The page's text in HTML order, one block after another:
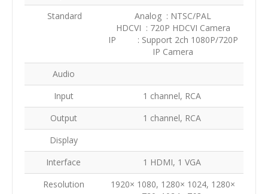
Standard
Analog : NTSC/PAL
HDCVI : 720P HDCVI Camera
IP : Support 2ch 1080P/720P
IP Camera
Audio
Input
1 channel, RCA
Output
1 channel, RCA
Display
Interface
1 HDMI, 1 VGA
Resolution
1920× 1080, 1280× 1024, 1280×